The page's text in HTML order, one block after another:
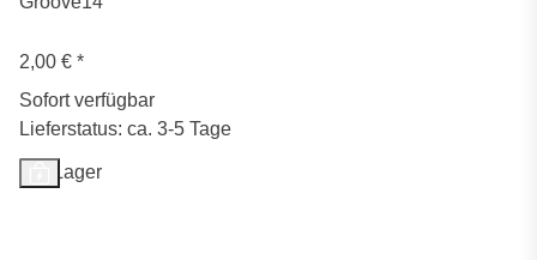
2,00 € *
Sofort verfügbar
Lieferstatus: ca. 3-5 Tage
Auf Lager